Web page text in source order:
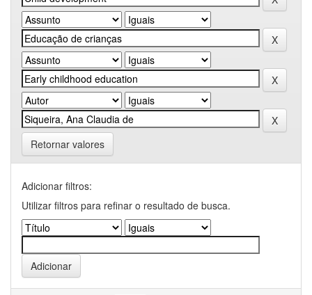
Retornar valores
Adicionar filtros:
Utilizar filtros para refinar o resultado de busca.